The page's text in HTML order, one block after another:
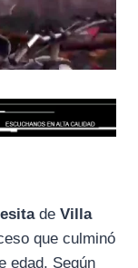
de Villa
que culminó
edad. Según